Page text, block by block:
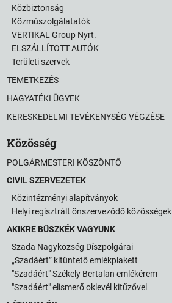
Közbiztonság
Közműszolgálatatók
VERTIKAL Group Nyrt.
ELSZÁLLÍTOTT AUTÓK
Területi szervek
TEMETKEZÉS
HAGYATÉKI ÜGYEK
KERESKEDELMI TEVÉKENYSÉG VÉGZÉSE
Közösség
POLGÁRMESTERI KÖSZÖNTŐ
CIVIL SZERVEZETEK
Közintézményi alapítványok
Helyi regisztrált önszerveződő közösségek
AKIKRE BÜSZKÉK VAGYUNK
Szada Nagyközség Díszpolgárai
„Szadáért” kitüntető emlékplakett
"Szadáért" Székely Bertalan emlékérem
"Szadáért" elismerő oklevél kitűzővel